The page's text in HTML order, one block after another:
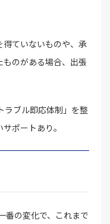
ていないものや、承
のがある場合、出張
ラブル即応体制」を整
ポートあり。
番の変化で、これまで